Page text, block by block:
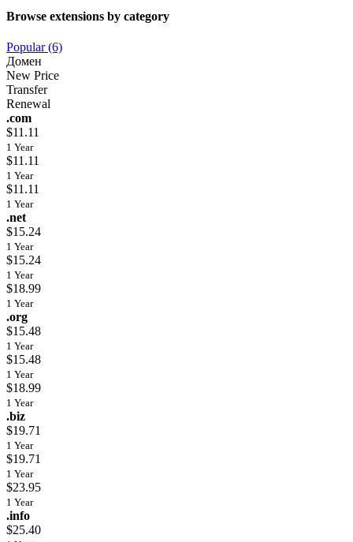
Browse extensions by category
Popular (6)
Домен
New Price
Transfer
Renewal
.com
$11.11
1 Year
$11.11
1 Year
$11.11
1 Year
.net
$15.24
1 Year
$15.24
1 Year
$18.99
1 Year
.org
$15.48
1 Year
$15.48
1 Year
$18.99
1 Year
.biz
$19.71
1 Year
$19.71
1 Year
$23.95
1 Year
.info
$25.40